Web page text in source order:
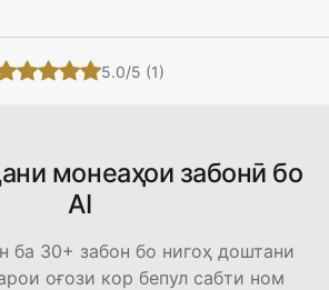
5.0/5 (1)
монеаҳои забонӣ бо
AI
ба 30+ забон бо нигоҳ доштани
оғози кор бепул сабти ном